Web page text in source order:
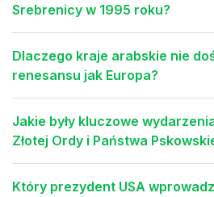
Srebrenicy w 1995 roku?
Dlaczego kraje arabskie nie
renesansu jak Europa?
Jakie były kluczowe
Złotej Ordy i Państwa
Który prezydent USA